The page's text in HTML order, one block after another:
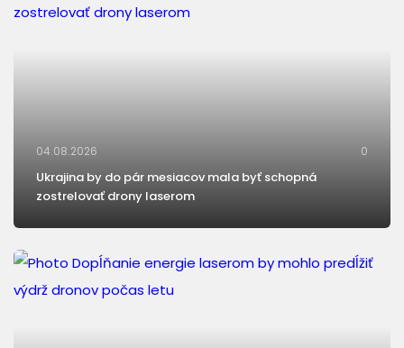
04.08.2026 0
Ukrajina by do pár mesiacov mala byť schopná
zostrelovať drony laserom